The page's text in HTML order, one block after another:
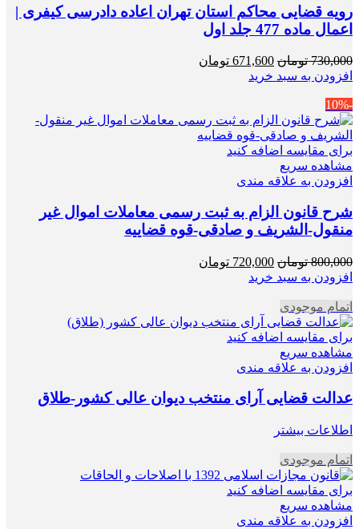
رویه قضایی محاکم استان تهران اعاده دادرسی کیفری |
اعمال ماده 477 جلد اول
730,000 تومان قیمت
اصلی
671,600 تومان
افزودن به سبد خرید
-10%
برای مقایسه اضافه کنید
مشاهده سریع
افزودن به علاقه مندی
شرح قانون الزام به ثبت رسمی معاملات اموال غیر
منقول-الشریف و صادقی-قوه قضاییه
800,000 تومان قیمت
اصلی
720,000 تومان
افزودن به سبد خرید
اتمام موجودی
برای مقایسه اضافه کنید
مشاهده سریع
افزودن به علاقه مندی
عدالت قضایی آرای منتخب دیوان عالی کشور-طلاق
اطلاعات بیشتر
اتمام موجودی
برای مقایسه اضافه کنید
مشاهده سریع
افزودن به علاقه مندی